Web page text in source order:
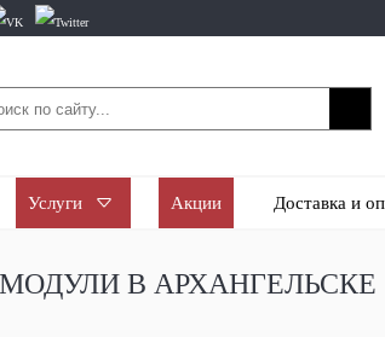
Услуги Акции Доставка и
В АРХАНГЕЛЬСКЕ